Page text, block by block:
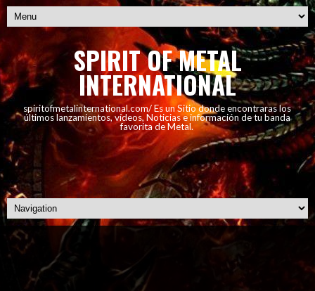
SPIRIT OF METAL
INTERNATIONAL
spiritofmetalinternational.com/ Es un Sitio donde encontraras los
últimos lanzamientos, vídeos, Noticias e información de tu banda
favorita de Metal.